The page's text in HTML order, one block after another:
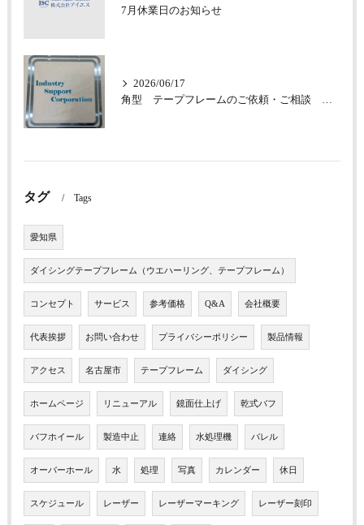
7月休業日のお知らせ
2026/06/17
角型 テープフレームのご依頼・ご相談 承っております
タグ Tags
愛知県
ダイシングテープフレーム（ウエハーリング、テープフレーム）
コンセプト サービス 参考価格 Q&A 会社概要
代表挨拶 お問い合わせ プライバシーポリシー 製品情報
アクセス 名古屋市 テープフレーム ダイシング
ホームページ リニューアル 鏡面仕上げ 乾式バフ
バフホイール 製造中止 連絡 水処理機 バレル
オーバーホール 水 処理 写真 カレンダー 休日
スケジュール レーザー レーザーマーキング レーザー刻印